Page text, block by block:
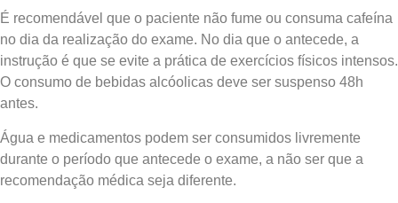
É recomendável que o paciente não fume ou consuma cafeína
no dia da realização do exame. No dia que o antecede, a
instrução é que se evite a prática de exercícios físicos intensos.
O consumo de bebidas alcóolicas deve ser suspenso 48h
antes.
Água e medicamentos podem ser consumidos livremente
durante o período que antecede o exame, a não ser que a
recomendação médica seja diferente.